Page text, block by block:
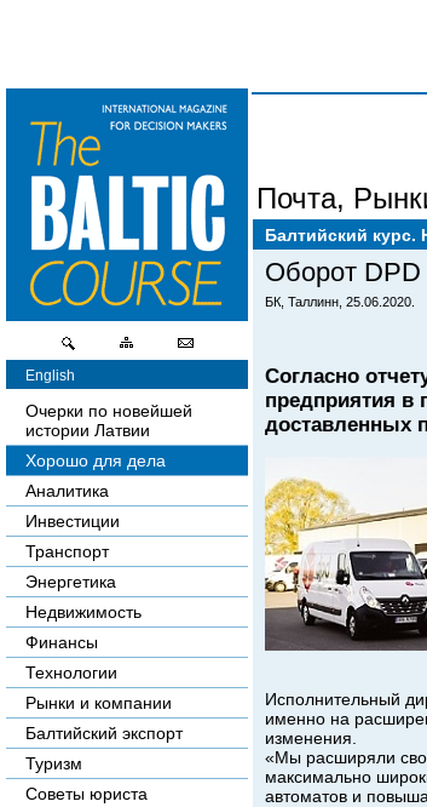
Почта,
Балтийский курс.
Оборот
БК, Таллинн, 25.06.2020.
Согласно
предприятия в
доставленных
Исполнительный
именно на
изменения.
«Мы расширяли
максимально
автоматов и
English
Очерки по новейшей
истории Латвии
Хорошо для дела
Аналитика
Инвестиции
Транспорт
Энергетика
Недвижимость
Финансы
Технологии
Рынки и компании
Балтийский экспорт
Туризм
Советы юриста